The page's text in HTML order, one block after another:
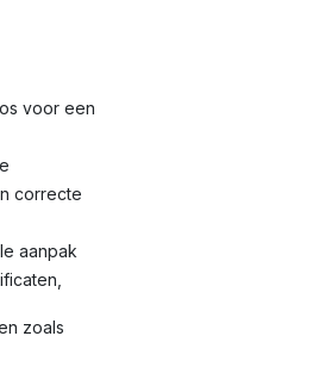
voor een
correcte
aanpak
zoals